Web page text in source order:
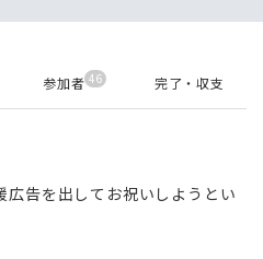
参加者 46 完了・収支
告を出してお祝いしようとい